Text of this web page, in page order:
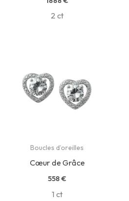
2 ct
Boucles d’oreilles
Cœur de Grâce
558 €
1 ct